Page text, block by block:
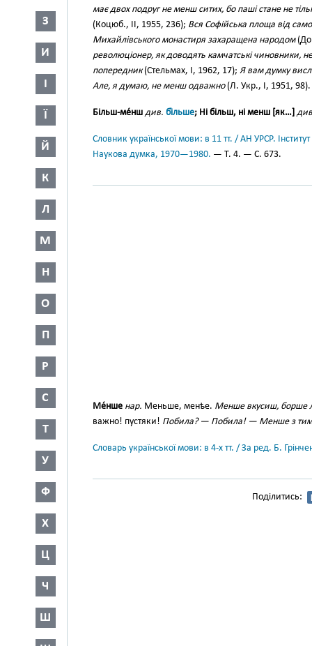
З
И
І
Ї
Й
К
Л
М
Н
О
П
Р
С
Т
У
Ф
Х
Ц
Ч
Ш
має двох подруг не менш ситих, бо паші стане не
(Коцюб., II, 1955, 236); Вся Софійська площа від
Михайлівського монастиря захаращена народом
революціонер, як доводять камчатські чиновники,
попередник(Стельмах, І, 1962, 17); Я вам думку
Але, я думаю, не менш одважно(Л. Укр., І, 1951, 98).
Більш-ме́нш див. бі́льше; Ні більш, ні менш [як…]
Словник української мови: в 11 тт. / АН УРСР.
Наукова думка, 1970—1980. — Т. 4. — С. 673.
Ме́нше нар. Меньше, менѣе. Менше вкусиш, борше
важно! пустяки! Побила? — Побила! — Менше з
Словарь української мови: в 4-х тт. / За ред. Б.
Поділитись: